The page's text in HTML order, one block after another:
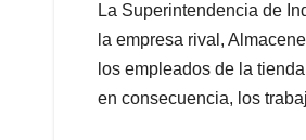
A
p
p
o
o
k
d
I
n
La Superintendencia de
la empresa rival,
los empleados de la
en consecuencia, los